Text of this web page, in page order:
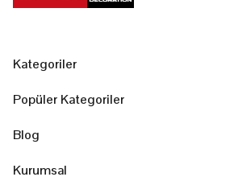
Kategoriler
Popüler Kategoriler
Blog
Kurumsal